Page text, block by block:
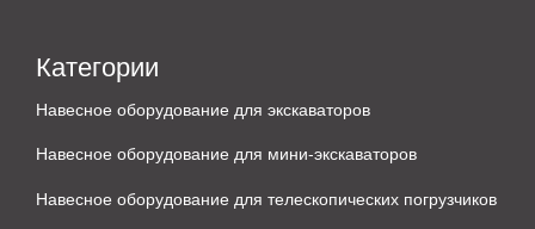
Категории
Навесное оборудование для экскаваторов
Навесное оборудование для мини-экскаваторов
Навесное оборудование для телескопических погрузчиков